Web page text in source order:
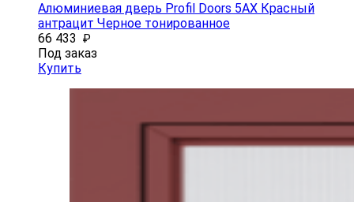
Алюминиевая дверь Profil Doors 5AX Красный
антрацит Черное тонированное
66 433 ₽
Под заказ
Купить